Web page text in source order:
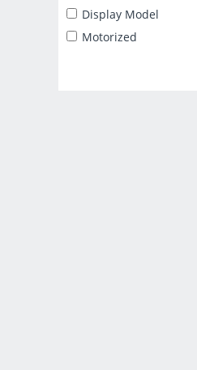
2025年5月
2025年6月
Display Model
Motorized